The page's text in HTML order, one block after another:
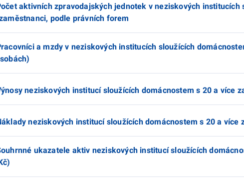
aktivních zpravodajských jednotek v neziskových institucích
podle právních forem
a mzdy v neziskových institucích sloužících
neziskových institucí sloužících domácnostem s 20 a více
neziskových institucí sloužících domácnostem s 20 a více
ukazatele aktiv neziskových institucí sloužících